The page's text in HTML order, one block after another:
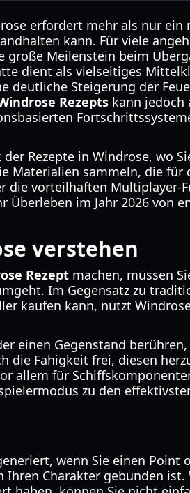
erfordert mehr als nur ein
kann. Für viele
große Meilenstein beim
dient als vielseitiges
deutliche Steigerung der
Rezepts kann jedoch
Rezepte in Windrose, wo
Materialien sammeln, die für
die vorteilhaften Multiplayer-
Überleben im Jahr 2026 von
verstehen
Rezept machen, müssen
Im Gegensatz zu
kaufen kann, nutzt
einen Gegenstand
die Fähigkeit frei, diesen
allem für
zu den
wenn Sie einen Point
Ihren Charakter gebunden ist.